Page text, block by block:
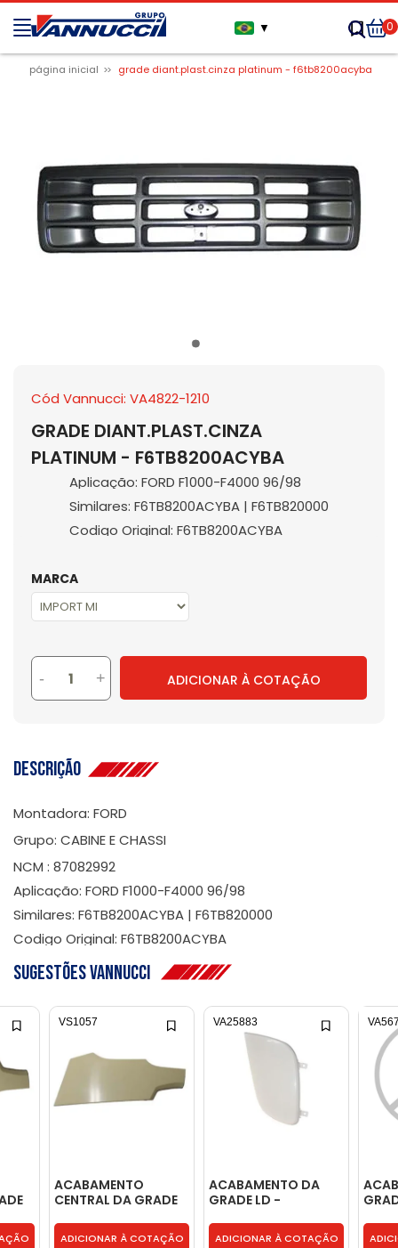
▼ 0
página inicial grade diant.plast.cinza platinum - f6tb8200acyba
Cód Vannucci: VA4822-1210
GRADE DIANT.PLAST.CINZA
PLATINUM - F6TB8200ACYBA
Aplicação: FORD F1000-F4000 96/98
Similares: F6TB8200ACYBA | F6TB820000
Codigo Original: F6TB8200ACYBA
MARCA
- + ADICIONAR À COTAÇÃO
Descrição
Montadora: FORD
Grupo: CABINE E CHASSI
NCM : 87082992
Aplicação: FORD F1000-F4000 96/98
Similares: F6TB8200ACYBA | F6TB820000
Codigo Original: F6TB8200ACYBA
Sugestões Vannucci
ACABAMENTO
CENTRAL DA GRADE
ADICIONAR À COTAÇÃO
VS1057
ACABAMENTO DA
GRADE LD -
ADICIONAR À COTAÇÃO
VA25883